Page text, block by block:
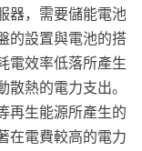
器，需要儲能電池
的設置與電池的搭
電效率低落所產生
熱的電力支出。
再生能源所產生的
在電費較高的電力